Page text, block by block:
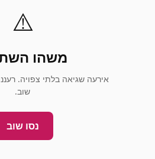
⚠️
משהו
אירעה שגיאה בלתי צפויה.
שוב.
נסו שוב